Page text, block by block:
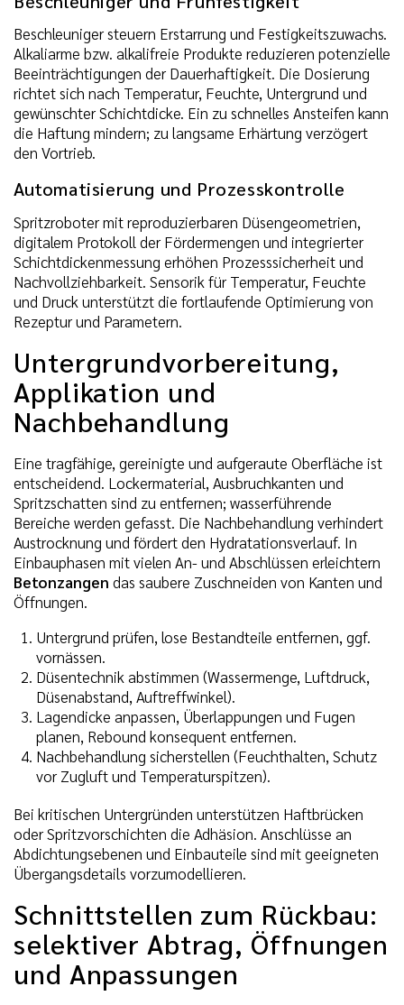
Beschleuniger steuern Erstarrung und Festigkeitszuwachs.
Alkaliarme bzw. alkalifreie Produkte reduzieren potenzielle
Beeinträchtigungen der Dauerhaftigkeit. Die Dosierung
richtet sich nach Temperatur, Feuchte, Untergrund und
gewünschter Schichtdicke. Ein zu schnelles Ansteifen kann
die Haftung mindern; zu langsame Erhärtung verzögert
den Vortrieb.
Automatisierung und Prozesskontrolle
Spritzroboter mit reproduzierbaren Düsengeometrien,
digitalem Protokoll der Fördermengen und integrierter
Schichtdickenmessung erhöhen Prozesssicherheit und
Nachvollziehbarkeit. Sensorik für Temperatur, Feuchte
und Druck unterstützt die fortlaufende Optimierung von
Rezeptur und Parametern.
Untergrundvorbereitung,
Applikation und
Nachbehandlung
Eine tragfähige, gereinigte und aufgeraute Oberfläche ist
entscheidend. Lockermaterial, Ausbruchkanten und
Spritzschatten sind zu entfernen; wasserführende
Bereiche werden gefasst. Die Nachbehandlung verhindert
Austrocknung und fördert den Hydratationsverlauf. In
Einbauphasen mit vielen An- und Abschlüssen erleichtern
Betonzangen das saubere Zuschneiden von Kanten und
Öffnungen.
Untergrund prüfen, lose Bestandteile entfernen, ggf.
vornässen.
Düsentechnik abstimmen (Wassermenge, Luftdruck,
Düsenabstand, Auftreffwinkel).
Lagendicke anpassen, Überlappungen und Fugen
planen, Rebound konsequent entfernen.
Nachbehandlung sicherstellen (Feuchthalten, Schutz
vor Zugluft und Temperaturspitzen).
Bei kritischen Untergründen unterstützen Haftbrücken
oder Spritzvorschichten die Adhäsion. Anschlüsse an
Abdichtungsebenen und Einbauteile sind mit geeigneten
Übergangsdetails vorzumodellieren.
Schnittstellen zum Rückbau:
selektiver Abtrag, Öffnungen
und Anpassungen